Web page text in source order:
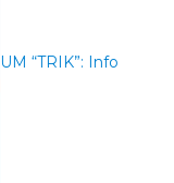
UM “TRIK”: Info